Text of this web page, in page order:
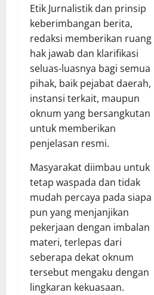
Etik Jurnalistik dan prinsip
keberimbangan berita,
redaksi memberikan ruang
hak jawab dan klarifikasi
seluas-luasnya bagi semua
pihak, baik pejabat daerah,
instansi terkait, maupun
oknum yang bersangkutan
untuk memberikan
penjelasan resmi.
Masyarakat diimbau untuk
tetap waspada dan tidak
mudah percaya pada siapa
pun yang menjanjikan
pekerjaan dengan imbalan
materi, terlepas dari
seberapa dekat oknum
tersebut mengaku dengan
lingkaran kekuasaan.